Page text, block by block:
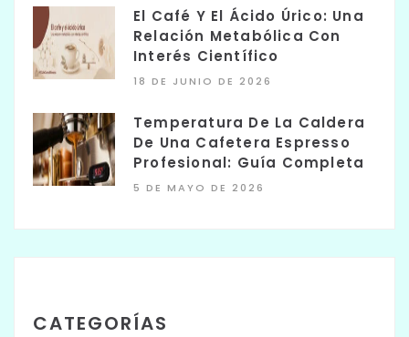
El Café Y El Ácido Úrico: Una
Relación Metabólica Con
Interés Científico
18 DE JUNIO DE 2026
Temperatura De La Caldera
De Una Cafetera Espresso
Profesional: Guía Completa
5 DE MAYO DE 2026
CATEGORÍAS